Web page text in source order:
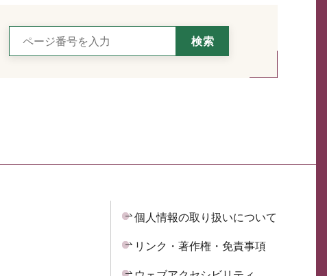
個人情報の取り扱いについて
リンク・著作権・免責事項